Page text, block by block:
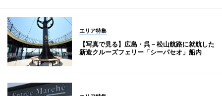
エリア特集
【写真で見る】広島・呉－松山航路に就航した
新造クルーズフェリー「シーパセオ」船内